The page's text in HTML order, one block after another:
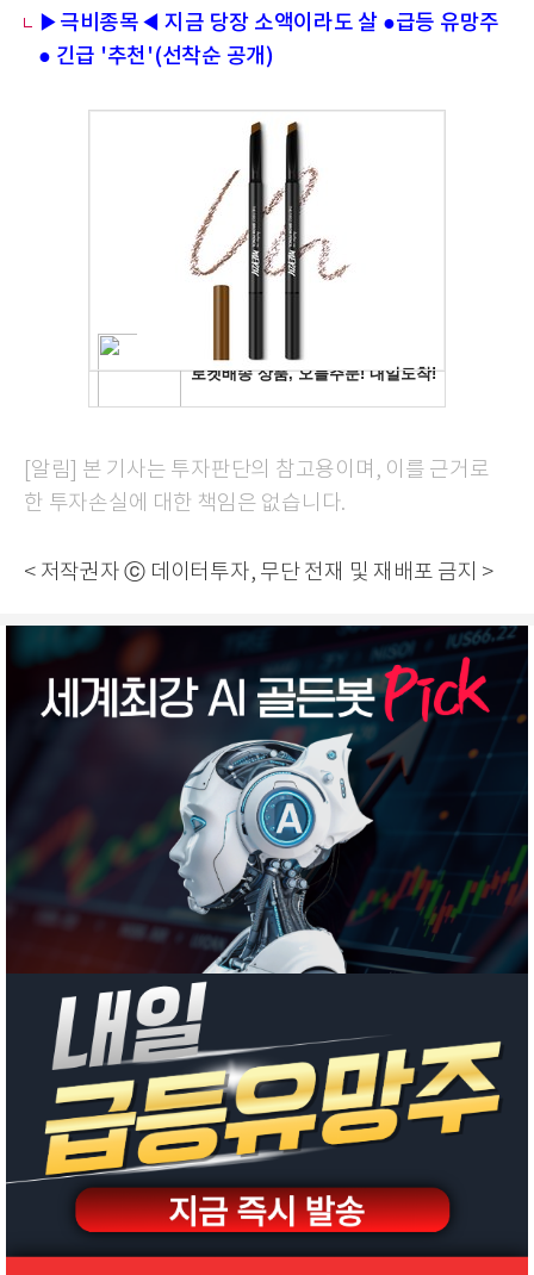
▶극비종목◀ 지금 당장 소액이라도 살 ●급등 유망주
● 긴급 '추천'(선착순 공개)
[알림] 본 기사는 투자판단의 참고용이며, 이를 근거로
한 투자손실에 대한 책임은 없습니다.
< 저작권자 ⓒ 데이터투자, 무단 전재 및 재배포 금지 >